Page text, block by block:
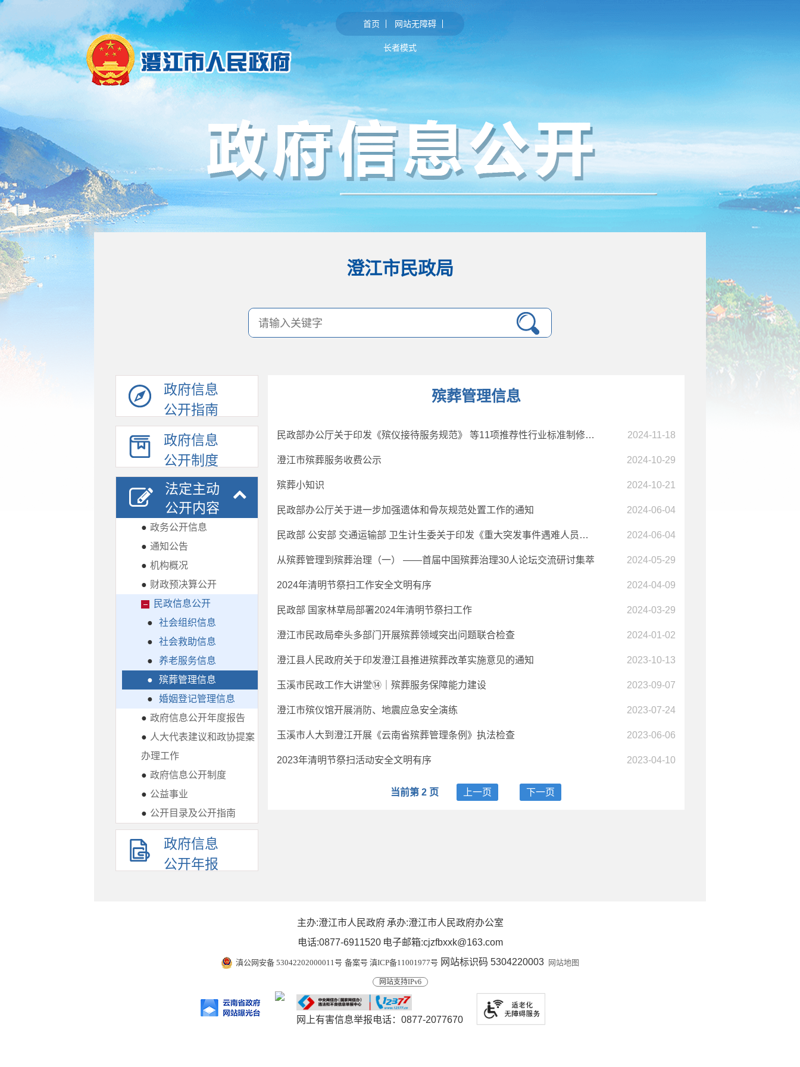
首页 网站无障碍
长者模式
澄江市民政局
殡葬管理信息
政府信息
公开指南
政府信息
公开制度
法定主动
公开内容
● 政务公开信息
● 通知公告
● 机构概况
● 财政预决算公开
民政信息公开
●
社会组织信息
●
社会救助信息
●
养老服务信息
●
殡葬管理信息
●
婚姻登记管理信息
● 政府信息公开年度报告
● 人大代表建议和政协提案
办理工作
● 政府信息公开制度
● 公益事业
● 公开目录及公开指南
政府信息
公开年报
民政部办公厅关于印发《殡仪接待服务规范》 等11项推荐性行业标准制修订计划的通知 2024-11-18
澄江市殡葬服务收费公示 2024-10-29
殡葬小知识 2024-10-21
民政部办公厅关于进一步加强遗体和骨灰规范处置工作的通知 2024-06-04
民政部 公安部 交通运输部 卫生计生委关于印发《重大突发事件遇难人员遗体处置工作规程》的通知 2024-06-04
从殡葬管理到殡葬治理（一） ——首届中国殡葬治理30人论坛交流研讨集萃 2024-05-29
2024年清明节祭扫工作安全文明有序 2024-04-09
民政部 国家林草局部署2024年清明节祭扫工作 2024-03-29
澄江市民政局牵头多部门开展殡葬领域突出问题联合检查 2024-01-02
澄江县人民政府关于印发澄江县推进殡葬改革实施意见的通知 2023-10-13
玉溪市民政工作大讲堂⑭｜殡葬服务保障能力建设 2023-09-07
澄江市殡仪馆开展消防、地震应急安全演练 2023-07-24
玉溪市人大到澄江开展《云南省殡葬管理条例》执法检查 2023-06-06
2023年清明节祭扫活动安全文明有序 2023-04-10
当前第 2 页 上一页 下一页
主办:澄江市人民政府 承办:澄江市人民政府办公室
电话:0877-6911520 电子邮箱:cjzfbxxk@163.com
滇公网安备 53042202000011号 备案号 滇ICP备11001977号 网站标识码 5304220003 网站地图
网站支持IPv6
网上有害信息举报电话：0877-2077670